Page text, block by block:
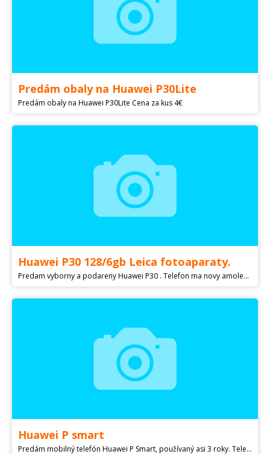
Predám obaly na Huawei P30Lite
Predám obaly na Huawei P30Lite Cena za kus 4€
Huawei P30 128/6gb Leica fotoaparaty.
Predam vyborny a podareny Huawei P30 . Telefon ma novy amoled displej .Telefon je plne funkčny vo vybornom stave ,Telefon disponuje so špičkovymi fotoaparatmi Leica.Vykonnym a uspornym procesorom Kirin 980 vlastne je to najvykonejši procecor rady P30 ktoremu sekunduje 6 gb ram. Telefon P30 ma vybornu velkosť hmotnosť. K telefonu je originalna krabica + nabijačka + usb c kabel. Dakujem S pozdravom Martin.
Huawei P smart
Predám mobilný telefón Huawei P Smart, používaný asi 3 roky. Telefón je vo výbornom technickom stave, predávaný v original balení. K telefónu ponúkam v cene aj tri kryty.